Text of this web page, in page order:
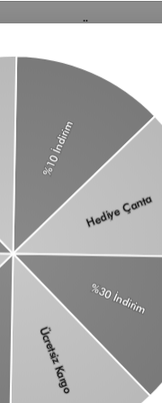
Öne
Omuz Çantası
Süet Çanta
Baget Çanta
Çapraz Çanta
Kadın Cüzdan
Aksesuar
Kemer
içerikler sunmak için
Politikamızı